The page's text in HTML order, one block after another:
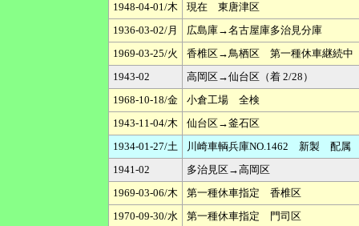
1948-04-01/木
現在 東唐津区
1936-03-02/月
広島庫→名古屋庫多治見分庫
1969-03-25/火
香椎区→鳥栖区 第一種休車継続中
1943-02
高岡区→仙台区（着 2/28）
1968-10-18/金
小倉工場 全検
1943-11-04/木
仙台区→釜石区
1934-01-27/土
川崎車輌兵庫NO.1462 新製 配
1941-02
多治見区→高岡区
1969-03-06/木
第一種休車指定 香椎区
1970-09-30/水
第一種休車指定 門司区